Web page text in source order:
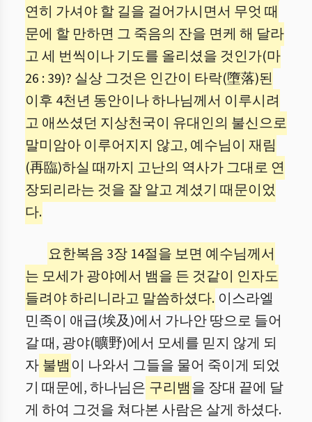
연히 가셔야 할 길을 걸어가시면서 무엇 때
문에 할 만하면 그 죽음의 잔을 면케 해 달라
고 세 번씩이나 기도를 올리셨을 것인가(마
26 : 39)? 실상 그것은 인간이 타락(墮落)된
이후 4천년 동안이나 하나님께서 이루시려
고 애쓰셨던 지상천국이 유대인의 불신으로
말미암아 이루어지지 않고, 예수님이 재림
(再臨)하실 때까지 고난의 역사가 그대로 연
장되리라는 것을 잘 알고 계셨기 때문이었
다.
요한복음 3장 14절을 보면 예수님께서
는 모세가 광야에서 뱀을 든 것같이 인자도
들려야 하리니라고 말씀하셨다. 이스라엘
민족이 애급(埃及)에서 가나안 땅으로 들어
갈 때, 광야(曠野)에서 모세를 믿지 않게 되
자 불뱀 이 나와서 그들을 물어 죽이게 되었
기 때문에, 하나님은 구리뱀을 장대 끝에 달
게 하여 그것을 쳐다본 사람은 살게 하셨다.